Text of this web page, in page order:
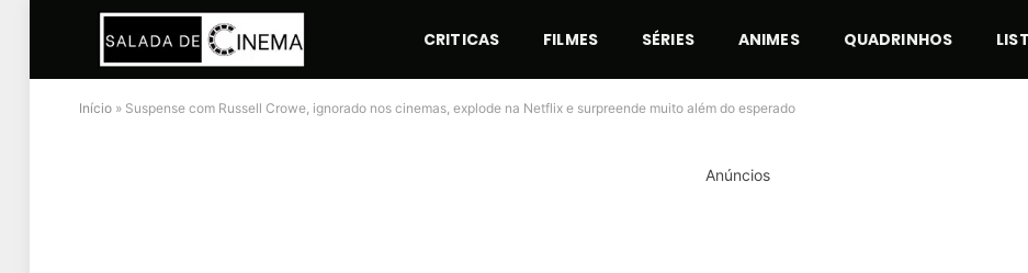
CRITICAS FILMES SÉRIES ANIMES QUADRINHOS
Início » Suspense com Russell Crowe, ignorado nos cinemas, explode na Netflix e surpreende muito além do esperado
Anúncios